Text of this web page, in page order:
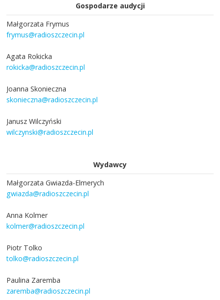
Gospodarze audycji
Małgorzata Frymus
frymus@radioszczecin.pl
Agata Rokicka
rokicka@radioszczecin.pl
Joanna Skonieczna
skonieczna@radioszczecin.pl
Janusz Wilczyński
wilczynski@radioszczecin.pl
Wydawcy
Małgorzata Gwiazda-Elmerych
gwiazda@radioszczecin.pl
Anna Kolmer
kolmer@radioszczecin.pl
Piotr Tolko
tolko@radioszczecin.pl
Paulina Zaremba
zaremba@radioszczecin.pl